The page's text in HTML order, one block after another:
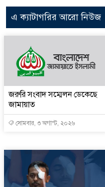
এ ক্যাটাগরির আরো নিউজ
জরুরি সংবাদ সম্মেলন ডেকেছে
জামায়াত
সোমবার, ৩ অগাস্ট, ২০২৬